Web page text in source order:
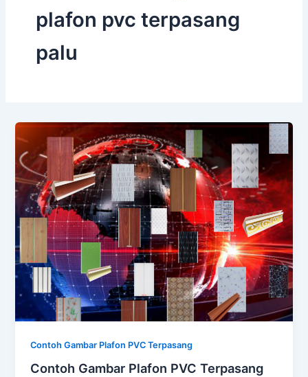
plafon pvc terpasang
palu
Contoh Gambar Plafon PVC Terpasang
Contoh Gambar Plafon PVC Terpasang